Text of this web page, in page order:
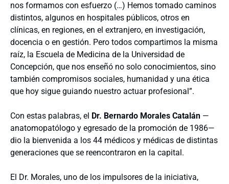
nos formamos con esfuerzo (…) Hemos tomado caminos
distintos, algunos en hospitales públicos, otros en
clínicas, en regiones, en el extranjero, en investigación,
docencia o en gestión. Pero todos compartimos la misma
raíz, la Escuela de Medicina de la Universidad de
Concepción, que nos enseñó no solo conocimientos, sino
también compromisos sociales, humanidad y una ética
que hoy sigue guiando nuestro actuar profesional”.
Con estas palabras, el Dr. Bernardo Morales Catalán —
anatomopatólogo y egresado de la promoción de 1986—
dio la bienvenida a los 44 médicos y médicas de distintas
generaciones que se reencontraron en la capital.
El Dr. Morales, uno de los impulsores de la iniciativa,